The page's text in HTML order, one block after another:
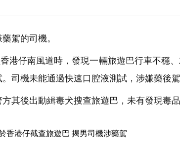
駕的司機。
港仔南風道時，發現一輛旅遊巴行車不穩
司機未能通過快速口腔液測試，涉嫌藥後駕
其後出動緝毒犬搜查旅遊巴，未有發現毒品